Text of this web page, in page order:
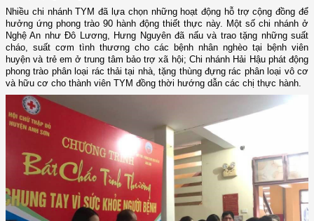
Nhiều chi nhánh TYM đã lựa chọn những hoạt động hỗ trợ cộng đồng để
hưởng ứng phong trào 90 hành động thiết thực này. Một số chi nhánh ở
Nghệ An như Đô Lương, Hưng Nguyên đã nấu và trao tặng những suất
cháo, suất cơm tình thương cho các bệnh nhân nghèo tại bệnh viên
huyện và trẻ em ở trung tâm bảo trợ xã hội; Chi nhánh Hải Hậu phát động
phong trào phân loại rác thải tại nhà, tặng thùng đựng rác phân loại vô cơ
và hữu cơ cho thành viên TYM đồng thời hướng dẫn các chị thực hành.